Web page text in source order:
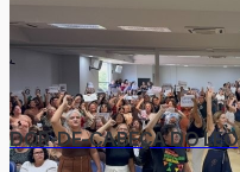
DOR-DE-CABEÇA DO LÉO